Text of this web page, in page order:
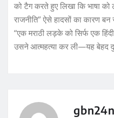
को टैग करते हुए लिखा कि भाषा
राजनीति” ऐसे हादसों का कारण बन
“एक मराठी लड़के को सिर्फ एक
उसने आत्महत्या कर ली—यह बेहद